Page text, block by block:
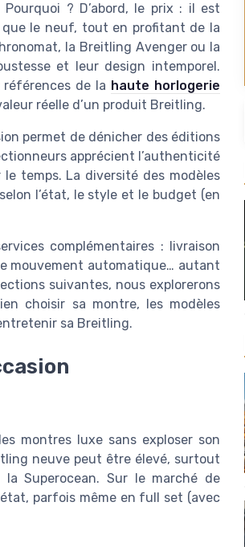
? D’abord, le prix : il est
le neuf, tout en profitant de la
la Breitling Avenger ou la
et leur design intemporel.
références de la haute horlogerie
réelle d’un produit Breitling.
permet de dénicher des éditions
apprécient l’authenticité
temps. La diversité des modèles
l’état, le style et le budget (en
complémentaires : livraison
mouvement automatique… autant
suivantes, nous explorerons
choisir sa montre, les modèles
sa Breitling.
montres luxe sans exploser son
neuve peut être élevé, surtout
Superocean. Sur le marché de
parfois même en full set (avec